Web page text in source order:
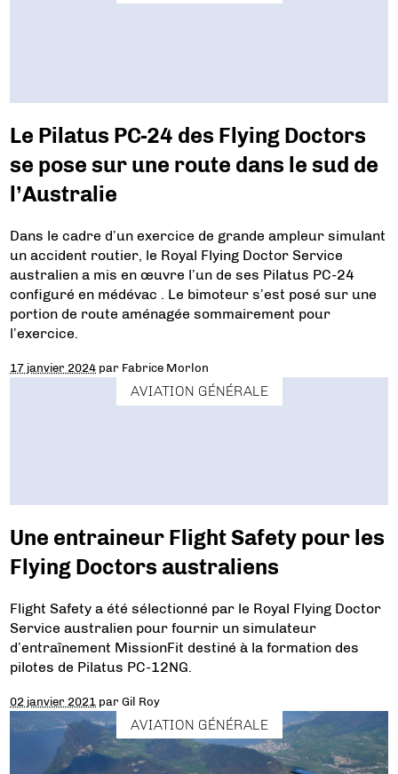
Le Pilatus PC-24 des Flying Doctors
se pose sur une route dans le sud de
l’Australie
Dans le cadre d’un exercice de grande ampleur simulant
un accident routier, le Royal Flying Doctor Service
australien a mis en œuvre l’un de ses Pilatus PC-24
configuré en médévac . Le bimoteur s’est posé sur une
portion de route aménagée sommairement pour
l’exercice.
17 janvier 2024 par Fabrice Morlon
AVIATION GÉNÉRALE
Une entraineur Flight Safety pour les
Flying Doctors australiens
Flight Safety a été sélectionné par le Royal Flying Doctor
Service australien pour fournir un simulateur
d’entraînement MissionFit destiné à la formation des
pilotes de Pilatus PC-12NG.
02 janvier 2021 parGil Roy
AVIATION GÉNÉRALE